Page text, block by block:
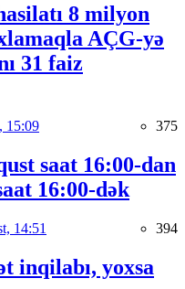
8 milyon
AÇG-yə
31 faiz
15:09 375
saat 16:00-dan
16:00-dək
14:51 394
inqilabı, yoxsa